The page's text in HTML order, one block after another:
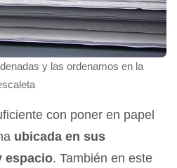
y las ordenamos en la
con poner en papel
ubicada en sus
espacio. También en este